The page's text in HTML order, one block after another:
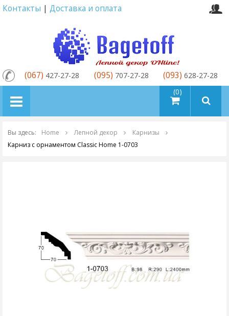
Контакты | Доставка и оплата
товаров (0)
(067) 427-27-28 (095) 707-27-28 (093) 628-27-28
Вы здесь: Home Лепной декор
Карнизы
Карниз с орнаментом Classic Home 1-0703